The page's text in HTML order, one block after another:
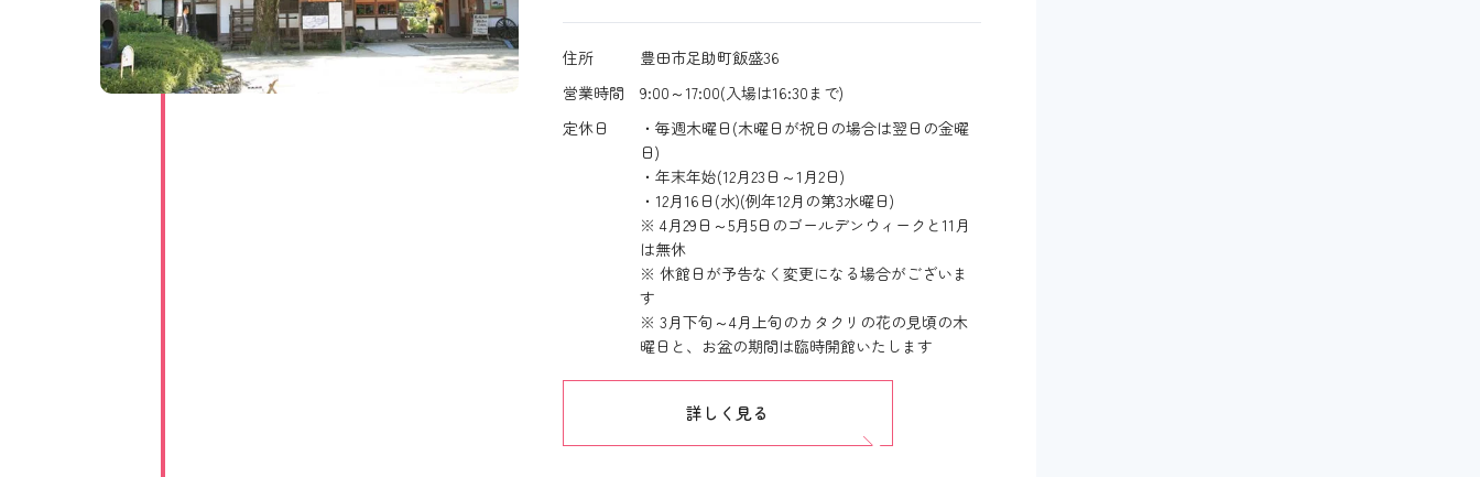
住所
豊田市足助町飯盛36
営業時間
9:00～17:00(入場は16:30まで)
定休日
・毎週木曜日(木曜日が祝日の場合は翌日の金曜
日)
・年末年始(12月23日～1月2日)
・12月16日(水)(例年12月の第3水曜日)
※ 4月29日～5月5日のゴールデンウィークと11月
は無休
※ 休館日が予告なく変更になる場合がございま
す
※ 3月下旬～4月上旬のカタクリの花の見頃の木
曜日と、お盆の期間は臨時開館いたします
詳しく見る